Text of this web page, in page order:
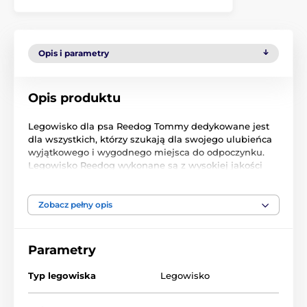
Opis i parametry
Opis produktu
Legowisko dla psa Reedog Tommy dedykowane jest
dla wszystkich, którzy szukają dla swojego ulubieńca
wyjątkowego i wygodnego miejsca do odpoczynku.
Legowisko Reedog wykonane są z wysokiej jakości
możesz wyprać w pralce. Zewnętrzne boki pokryte są
ekoskórą.
Zobacz pełny opis
Parametry
Typ legowiska Legowisko